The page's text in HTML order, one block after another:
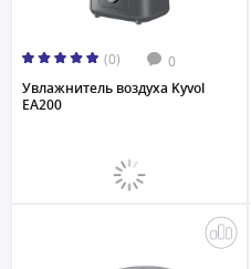
(0) 0
Увлажнитель воздуха Kyvol
EA200